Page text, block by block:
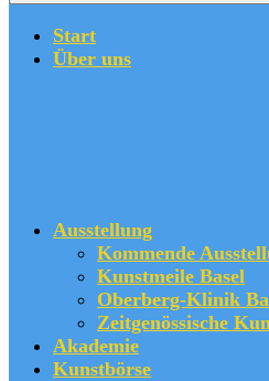
Start
Über uns
Ausstellung
Kommende
Kunstmeile Basel
Oberberg-Klinik
Zeitgenössische
Akademie
Kunstbörse